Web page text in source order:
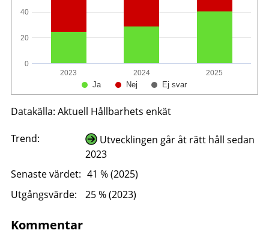
Ja Nej Ej svar
2023 2024 2025
0
20
40
Datakälla: Aktuell Hållbarhets enkät
Trend:
Utvecklingen går åt rätt håll sedan
2023
Senaste värdet: 41 % (2025)
Utgångsvärde:
25 % (2023)
Kommentar